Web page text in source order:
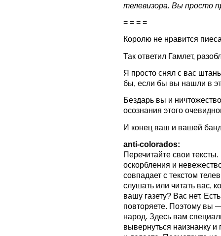
телевизора. Вы просто
= = = =
Королю не нравится
Так ответил Гамлет,
Я просто снял с вас
бы, если бы вы нашли в
Бездарь вы и
осознания этого
И конец ваш и вашей
anti-colorados:
Перечитайте свои
оскорбления и
совпадает с текстом
слушать или читать вас,
вашу газету? Вас нет.
повторяете. Поэтому вы
народ. Здесь вам
вывернуться наизнанку и